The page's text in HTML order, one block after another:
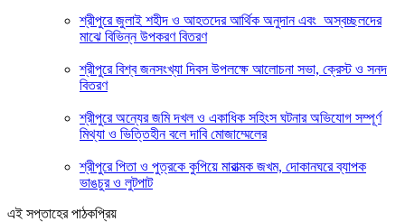
শ্রীপুরে জুলাই শহীদ ও আহতদের আর্থিক অনুদান এবং অস্বচ্ছলদের
মাঝে বিভিন্ন উপকরণ বিতরণ
শ্রীপুরে বিশ্ব জনসংখ্যা দিবস উপলক্ষে আলোচনা সভা, ক্রেস্ট ও সনদ
বিতরণ
শ্রীপুরে অন্যের জমি দখল ও একাধিক সহিংস ঘটনার অভিযোগ সম্পূর্ণ
মিথ্যা ও ভিত্তিহীন বলে দাবি মোজাম্মেলের
শ্রীপুরে পিতা ও পুত্রকে কুপিয়ে মারাত্মক জখম, দোকানঘরে ব্যাপক
ভাঙচুর ও লুটপাট
এই সপ্তাহের পাঠকপ্রিয়